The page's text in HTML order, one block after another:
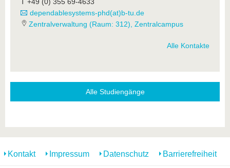
dependablesystems-phd(at)b-tu.de
Zentralverwaltung (Raum: 312), Zentralcampus
Alle Kontakte
Alle Studiengänge
Kontakt Impressum Datenschutz Barrierefreiheit